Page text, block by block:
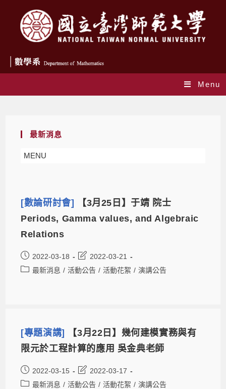
Menu
最新消息
MENU
[數論研討會]
【3月25日】于靖 院士
Periods, Gamma values, and Algebraic
Relations
2022-03-18
2022-03-21
最新消息 / 活動公告 / 活動花絮 / 演講公告
[專題演講]
【3月22日】幾何建模實務與有
限元於工程計算的應用 吳金典老師
2022-03-15
2022-03-17
最新消息 / 活動公告 / 活動花絮 / 演講公告